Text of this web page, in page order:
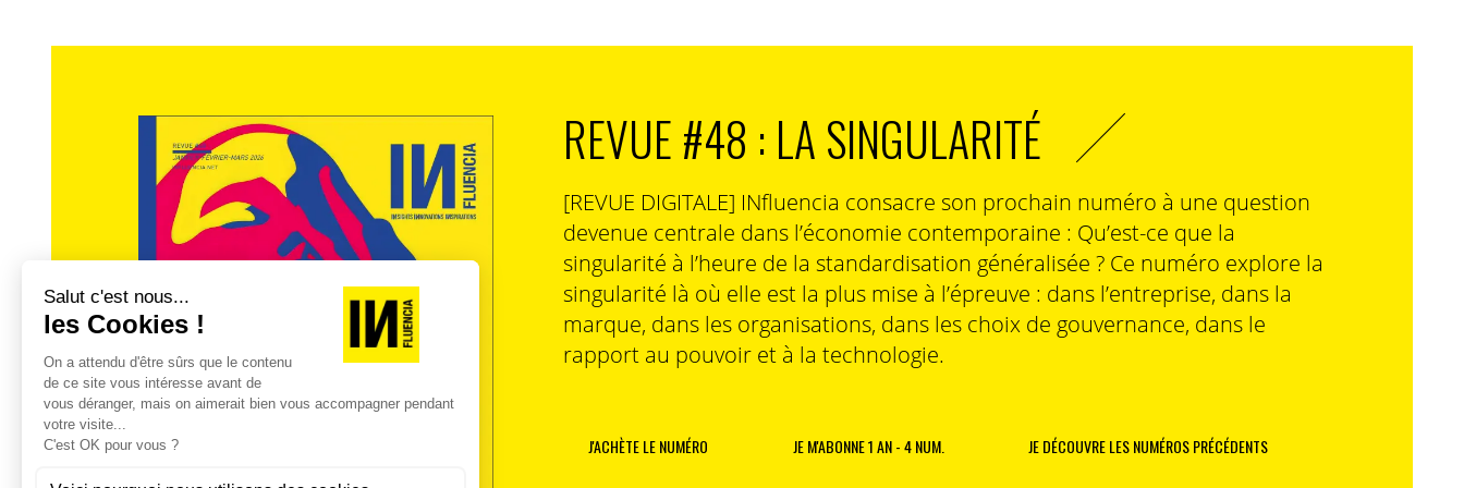
on les fusionne et les possibles s’additionnent.
où les frontières sont plus ouvertes là où se trouvent les bonnes énergies; une forme de local
humanisé et pas seulement géographique. Pour les marques, cela ouvre de nouvelle
perspectives pour s’adapter à cette tendance. En partant de troisinsights « antishutdown »,
voici trois voies qui peuvent nourrir les messages d’intégration des dynamiques locales :
I° insight: je subis. La marque peut valoriser les initiatives et les talents locaux,
je me sens isolé. La marque peut relier les consommateurs,
• 3e insight
: je ne vois pas de solution. La marque peut mettre en scène les nouveaux
Article extrait de la Revue 35 d’INfluencia : INspiration 2021
REVUE #48 : LA SINGULARITÉ
[REVUE DIGITALE] INfluencia consacre son prochain numéro à une question
devenue centrale dans l’économie contemporaine : Qu’est-ce que la
singularité à l’heure de la standardisation généralisée ? Ce numéro explore la
singularité là où elle est la plus mise à l’épreuve : dans l’entreprise, dans la
marque, dans les organisations, dans les choix de gouvernance, dans le
rapport au pouvoir et à la technologie.
J'ACHÈTE LE NUMÉRO JE M'ABONNE 1 AN - 4 NUM. JE DÉCOUVRE LES NUMÉROS PRÉCÉDENTS